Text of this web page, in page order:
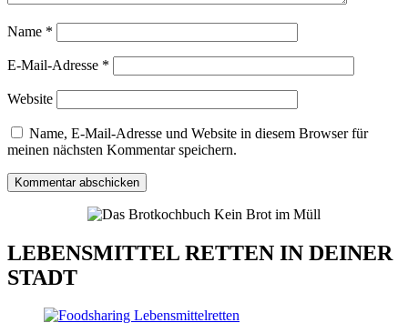
Name *
E-Mail-Adresse *
Website
Name, E-Mail-Adresse und Website in diesem Browser für
meinen nächsten Kommentar speichern.
LEBENSMITTEL RETTEN IN DEINER
STADT